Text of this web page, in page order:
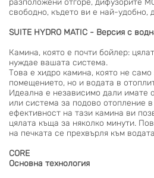
разположени отгоре, дифузорите
свободно, където ви е най-удобно,
SUITE HYDRO MATIC - Версия с
Камина, която е почти бойлер:
нуждае вашата система.
Това е хидро камина, която не само
помещението, но и водата в
Идеална е независимо дали имате
или система за подово отопление
ефективност на тази камина ви
цялата къща за няколко минути.
на печката се прехвърля към
CORE
Основна технология